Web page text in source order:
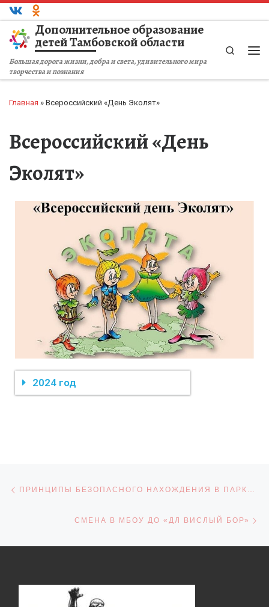
Перейти к содержимому
Дополнительное образование
детей Тамбовской области
Большая дорога жизни, добра и света, удивительного мира
творчества и познания
Search
Главная » Всероссийский «День Эколят»
Всероссийский «День
Эколят»
2024 год
Навигация по записям
СМЕНА В МБОУ ДО «ДЛ ВИСЛЫЙ БОР»